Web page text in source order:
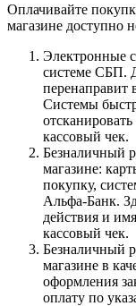
Оплачивайте
магазине доступно
Электронные
системе СБП.
перенаправит
Системы
кассовый чек.
Безналичный
магазине:
покупку,
Альфа-Банк.
действия и
кассовый чек.
Безналичный
магазине в
оформления
оплату по